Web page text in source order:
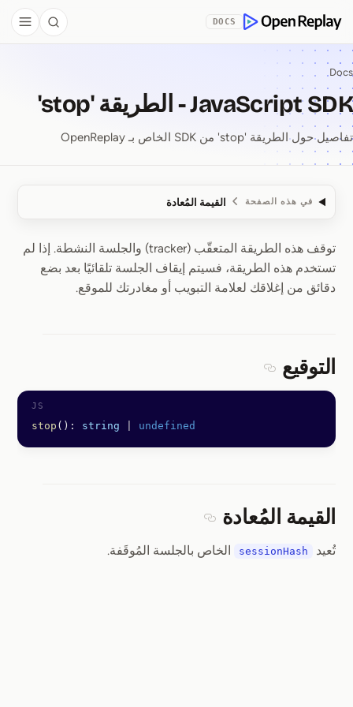
OpenReplay
DOCS
Search
Docs
JavaScript SDK - الطريقة 'stop'
تفاصيل حول الطريقة 'stop' من SDK الخاص بـ OpenReplay
في هذه الصفحة القيمة المُعادة
JavaScript SDK ⁠-⁠ الطريقة 'stop'توقف هذه الطريقة المتعقّب (tracker) والجلسة النشطة. إذا لم
تستخدم هذه الطريقة، فسيتم إيقاف الجلسة تلقائيًا بعد بضع
دقائق من إغلاقك لعلامة التبويب أو مغادرتك للموقع.
التوقيع
stop (): string undefined
القيمة المُعادة
تُعيد
sessionHash الخاص بالجلسة المُوقَفة.